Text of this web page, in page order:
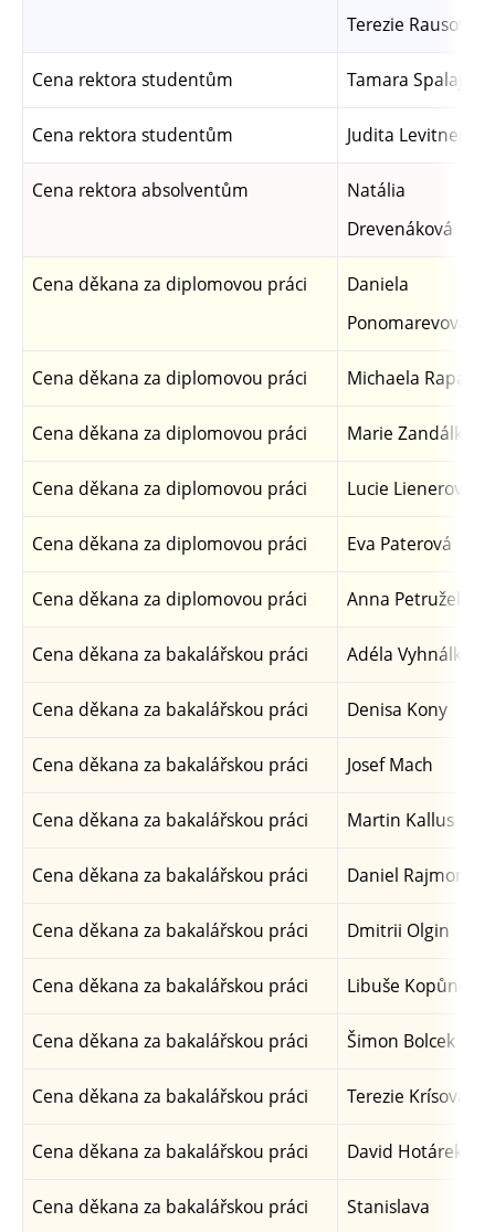
Terezie Rausová
Cena rektora studentům Tamara
Cena rektora studentům Judita Levitnerová
Cena rektora absolventům
Natália
Drevenáková
Cena děkana za diplomovou práci
Daniela
Ponomarevová
Cena děkana za diplomovou práci Michaela Rapavá
Cena děkana za diplomovou práci Marie Zandálková
Cena děkana za diplomovou práci Lucie Lienerová
Cena děkana za diplomovou práci Eva Paterová
Cena děkana za diplomovou práci Anna Petruželová
Cena děkana za bakalářskou práci Adéla Vyhnálková
Cena děkana za bakalářskou práci Denisa Kony
Cena děkana za bakalářskou práci Josef Mach
Cena děkana za bakalářskou práci Martin Kallus
Cena děkana za bakalářskou práci Daniel Rajmon
Cena děkana za bakalářskou práci Dmitrii Olgin
Cena děkana za bakalářskou práci Libuše Kopůncová
Cena děkana za bakalářskou práci Šimon Bolcek
Cena děkana za bakalářskou práci Terezie Krísová
Cena děkana za bakalářskou práci David Hotárek
Cena děkana za bakalářskou práci
Stanislava